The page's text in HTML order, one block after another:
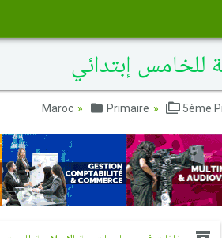
للخامس إبتدائي
Primaire 5ème